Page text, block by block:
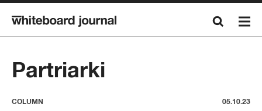
Partriarki
COLUMN 05.10.23